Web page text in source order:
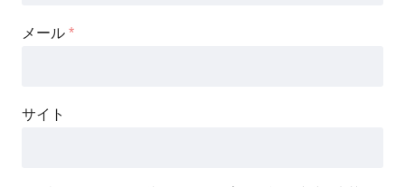
メール *
サイト